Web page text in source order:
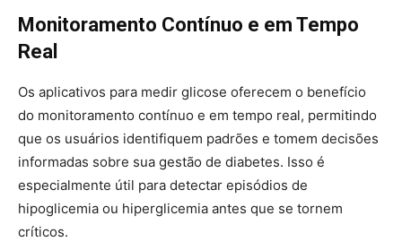
Monitoramento Contínuo e em Tempo
Real
Os aplicativos para medir glicose oferecem o benefício
do monitoramento contínuo e em tempo real, permitindo
que os usuários identifiquem padrões e tomem decisões
informadas sobre sua gestão de diabetes. Isso é
especialmente útil para detectar episódios de
hipoglicemia ou hiperglicemia antes que se tornem
críticos.